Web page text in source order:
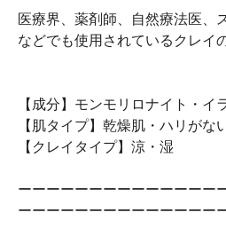
医療界、薬剤師、自然療法医、
などでも使用されているクレイ
【成分】モンモリロナイト・イ
【肌タイプ】乾燥肌・ハリがな
【クレイタイプ】涼・湿
ーーーーーーーーーーーーーー
ーーーーーーーーーーーーーー